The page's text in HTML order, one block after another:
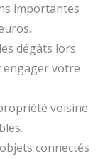
importantes
dégâts lors
votre
voisine
connectés